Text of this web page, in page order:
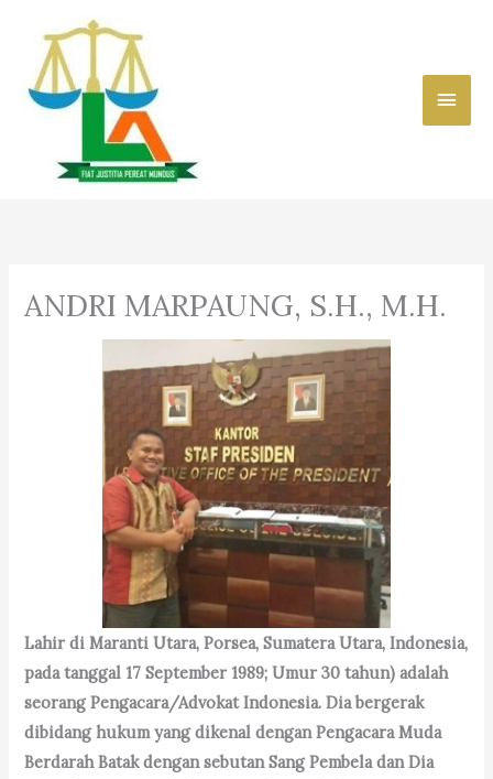
content
Main
ANDRI MARPAUNG, S.H., M.H.
Lahir di Maranti Utara, Porsea, Sumatera Utara, Indonesia,
pada tanggal 17 September 1989; Umur 30 tahun) adalah
seorang Pengacara/Advokat Indonesia. Dia bergerak
dibidang hukum yang dikenal dengan Pengacara Muda
Berdarah Batak dengan sebutan Sang Pembela dan Dia